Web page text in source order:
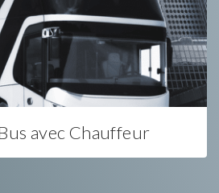
avec Chauffeur